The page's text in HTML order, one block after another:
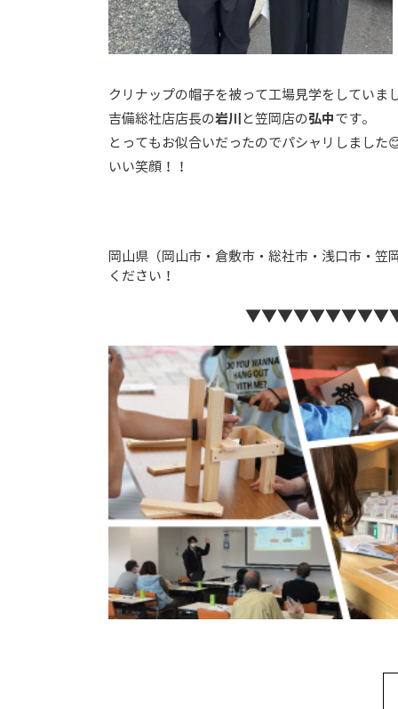
クリナップの帽子を被って工場見学をしていま
吉備総社店店長の岩川 と笠岡店の弘中です。
とってもお似合いだったのでパシャリしました
いい笑顔！！
岡山県（岡山市・倉敷市・総社市・浅口市・
ください！